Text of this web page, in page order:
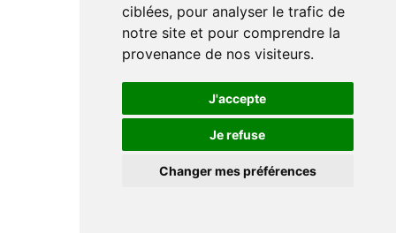
ciblées, pour analyser le trafic de
notre site et pour comprendre la
provenance de nos visiteurs.
J'accepte
Je refuse
Changer mes préférences